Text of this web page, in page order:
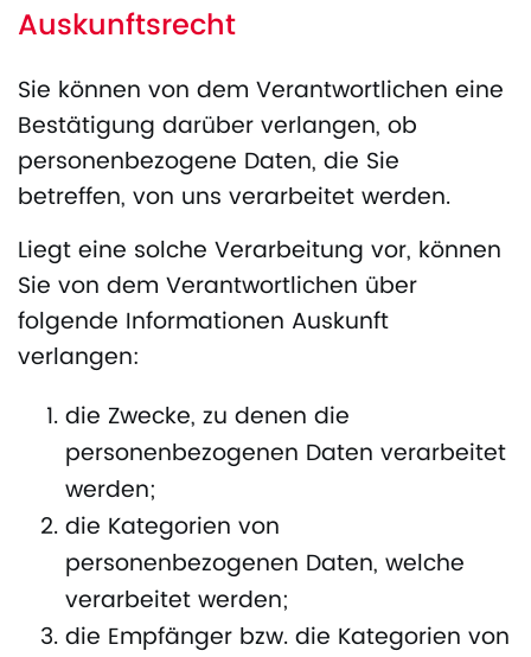
Auskunftsrecht
Sie können von dem Verantwortlichen eine
Bestätigung darüber verlangen, ob
personenbezogene Daten, die Sie
betreffen, von uns verarbeitet werden.
Liegt eine solche Verarbeitung vor, können
Sie von dem Verantwortlichen über
folgende Informationen Auskunft
verlangen:
die Zwecke, zu denen die
personenbezogenen Daten verarbeitet
werden;
die Kategorien von
personenbezogenen Daten, welche
verarbeitet werden;
die Empfänger bzw. die Kategorien von